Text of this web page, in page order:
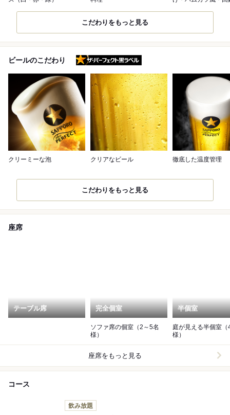
こだわりをもっと見る
ビールのこだわり
クリーミーな泡 クリアなビール 徹底した温度管理
こだわりをもっと見る
座席
テーブル席 完全個室
ソファ席の個室（2～5名
様）
半個室
庭が見える半個室（
様）
座席をもっと見る
コース
飲み放題